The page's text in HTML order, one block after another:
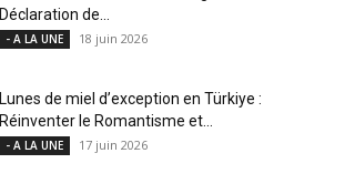
Déclaration de...
- A LA UNE 18 juin 2026
Lunes de miel d’exception en Türkiye :
Réinventer le Romantisme et...
- A LA UNE 17 juin 2026